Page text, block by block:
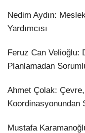
​Nedim Aydın:
Yardımcısı
​Feruz Can Velioğlu:
Planlamadan
​Ahmet Çolak:
Koordinasyonundan
​Mustafa